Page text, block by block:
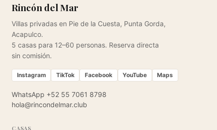
Rincón del Mar
Villas privadas en Pie de la Cuesta, Punta Gorda,
Acapulco.
5 casas para 12–60 personas. Reserva directa
sin comisión.
Instagram TikTok Facebook YouTube Maps
WhatsApp +52 55 7061 8798
hola@rincondelmar.club
CASAS